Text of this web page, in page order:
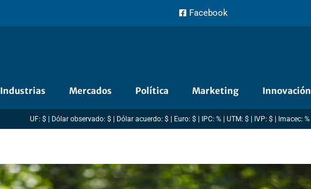
Facebook
Industrias Mercados Política Marketing Innovación
UF: $ | Dólar observado: $ | Dólar acuerdo: $ | Euro: $ | IPC: % | UTM: $ | IVP: $ | Imacec: %